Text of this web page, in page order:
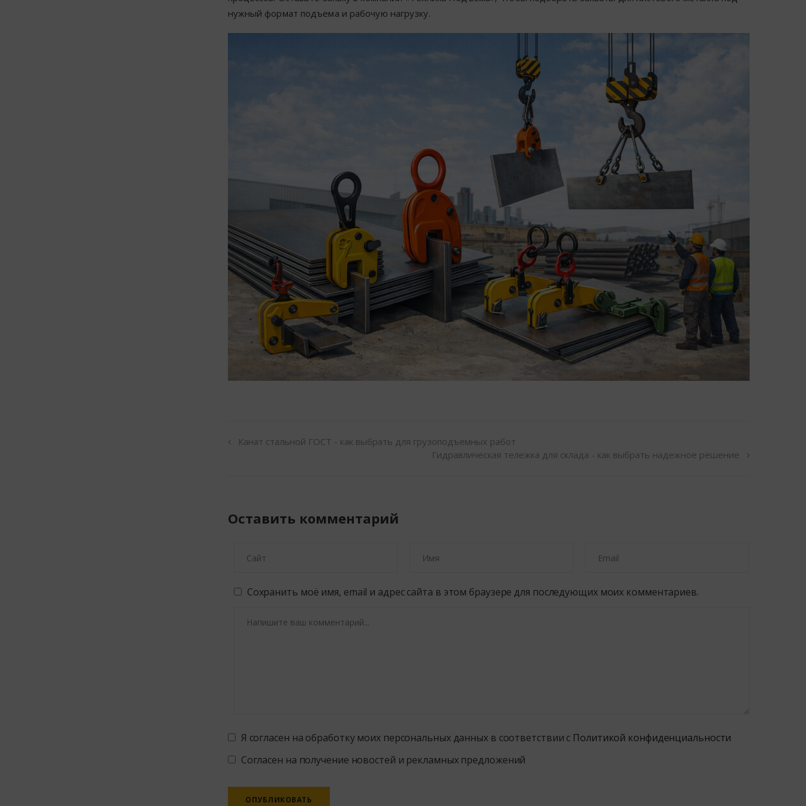
нужный формат подъема и рабочую нагрузку.
Канат стальной ГОСТ - как выбрать для грузоподъемных работ
Гидравлическая тележка для склада - как выбрать надежное решение
Оставить комментарий
Сохранить моё имя, email и адрес сайта в этом браузере для последующих моих комментариев.
Я согласен на обработку моих персональных данных в соответствии с Политикой конфиденциальности
Согласен на получение новостей и рекламных предложений